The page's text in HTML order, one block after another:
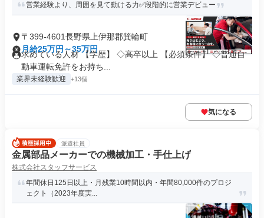
営業経験より、周囲を見て動ける力✅段階的に営業デビュー
〒399-4601長野県上伊那郡箕輪町
月給25万円～35万円
求めている人材 【学歴】 ◇高卒以上 【必須条件】 ◇普通自
動車運転免許をお持ち...
業界未経験歓迎 +13個
気になる
派遣社員
金属部品メーカーでの機械加工・手仕上げ
株式会社スタッフサービス
年間休日125日以上・月残業10時間以内・年間80,000件のプロジ
ェクト（2023年度実...